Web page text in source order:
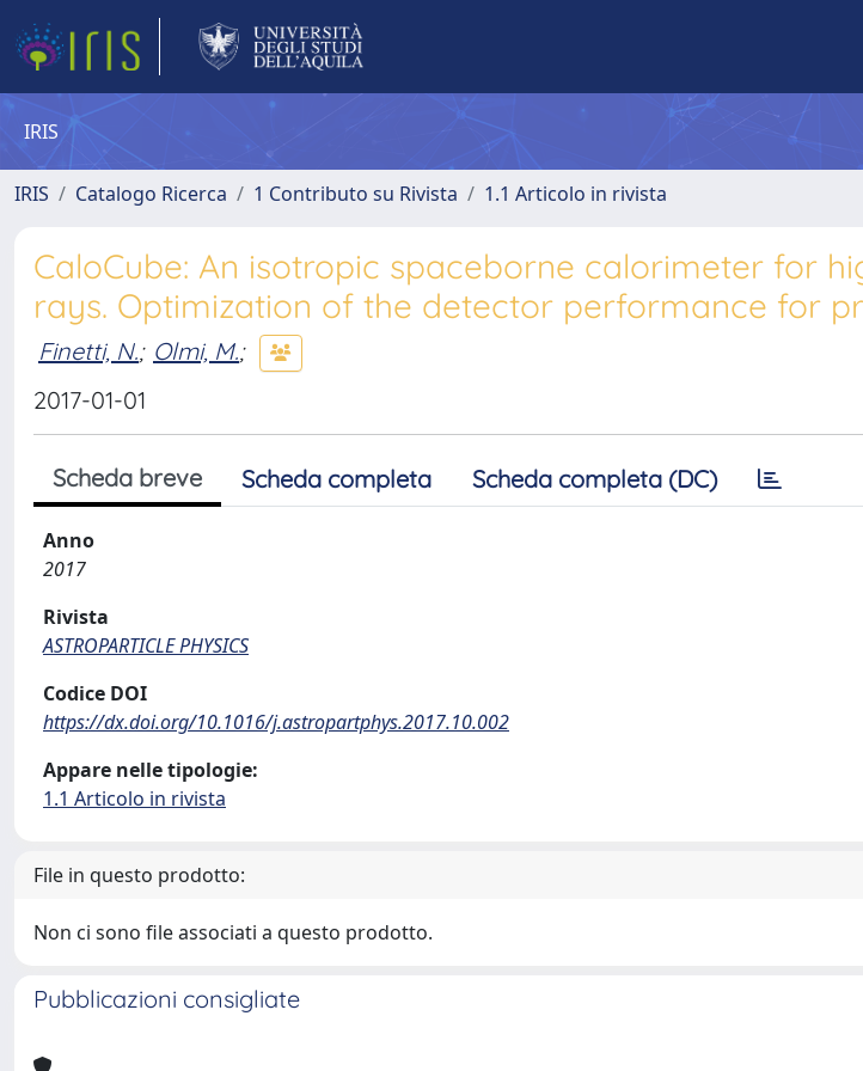
IRIS
IRIS Catalogo Ricerca 1 Contributo su Rivista 1.1 Articolo in rivista
CaloCube: An isotropic spaceborne calorimeter for
rays. Optimization of the detector performance for
Finetti, N.; Olmi, M.;
2017-01-01
Scheda breve Scheda completa Scheda completa (DC)
Anno
2017
Rivista
ASTROPARTICLE PHYSICS
Codice DOI
https://dx.doi.org/10.1016/j.astropartphys.2017.10.002
Appare nelle tipologie:
1.1 Articolo in rivista
File in questo prodotto:
Non ci sono file associati a questo prodotto.
Pubblicazioni consigliate